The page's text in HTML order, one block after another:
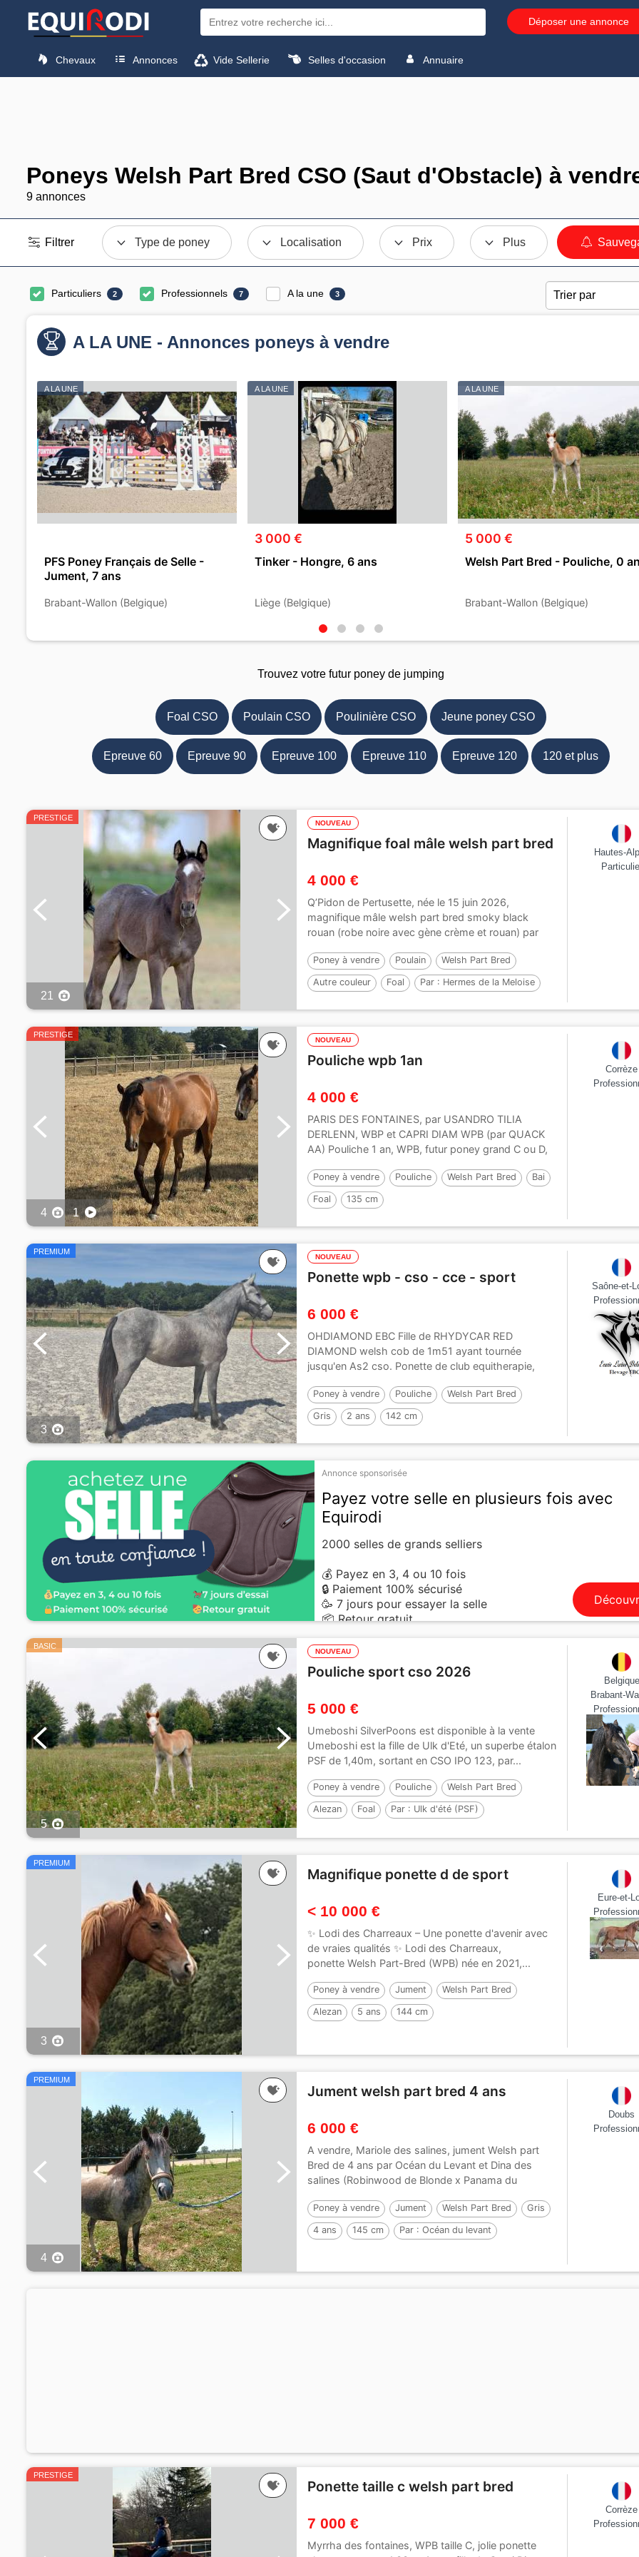
Déposer une annonce
Chevaux Annonces Vide Sellerie Selles d'occasion Annuaire
Poneys Welsh Part Bred CSO (Saut d'Obstacle) à
9 annonces
Filtrer Type de poney Localisation Prix Plus
Particuliers 2 Professionnels 7 A la une 3
A LA UNE - Annonces poneys à vendre
A LA UNE
PFS Poney Français de Selle -
Jument, 7 ans
Brabant-Wallon (Belgique)
A LA UNE
3 000 €
Tinker - Hongre, 6 ans
Liège (Belgique)
A LA UNE
5 000 €
Welsh Part Bred - Pouliche, 0
Brabant-Wallon (Belgique)
Trouvez votre futur poney de jumping
Foal CSO Poulain CSO Poulinière CSO Jeune poney CSO
Epreuve 60 Epreuve 90 Epreuve 100 Epreuve 110 Epreuve 120 120 et plus
PRESTIGE
21
NOUVEAU
Magnifique foal mâle welsh part bred
4 000 €
Q’Pidon de Pertusette, née le 15 juin 2026,
magnifique mâle welsh part bred smoky black
rouan (robe noire avec gène crème et rouan) par
Poney à vendre Poulain Welsh Part Bred
Autre couleur Foal Par : Hermes de la Meloise
Hautes-
PRESTIGE
4 1
NOUVEAU
Pouliche wpb 1an
4 000 €
PARIS DES FONTAINES, par USANDRO TILIA
DERLENN, WBP et CAPRI DIAM WPB (par QUACK
AA) Pouliche 1 an, WPB, futur poney grand C ou D,
Poney à vendre Pouliche Welsh Part Bred Bai
Foal 135 cm
Corrèze
PREMIUM
3
NOUVEAU
Ponette wpb - cso - cce - sport
6 000 €
OHDIAMOND EBC Fille de RHYDYCAR RED
DIAMOND welsh cob de 1m51 ayant tournée
jusqu'en As2 cso. Ponette de club equitherapie,
Poney à vendre Pouliche Welsh Part Bred
Gris 2 ans 142 cm
Saône-et-
Annonce sponsorisée
Payez votre selle en plusieurs fois avec
Equirodi
2000 selles de grands selliers
💰 Payez en 3, 4 ou 10 fois
🔒 Paiement 100% sécurisé
🥳 7 jours pour essayer la selle
📦 Retour gratuit
BASIC
5
NOUVEAU
Pouliche sport cso 2026
5 000 €
Umeboshi SilverPoons est disponible à la vente
Umeboshi est la fille de Ulk d'Eté, un superbe étalon
PSF de 1,40m, sortant en CSO IPO 123, par...
Poney à vendre Pouliche Welsh Part Bred
Alezan Foal Par : Ulk d'été (PSF)
Belgique
Brabant-
PREMIUM
3
Magnifique ponette d de sport
< 10 000 €
✨ Lodi des Charreaux – Une ponette d'avenir avec
de vraies qualités ✨ Lodi des Charreaux,
ponette Welsh Part-Bred (WPB) née en 2021,...
Poney à vendre Jument Welsh Part Bred
Alezan 5 ans 144 cm
Eure-et-
PREMIUM
4
Jument welsh part bred 4 ans
6 000 €
A vendre, Mariole des salines, jument Welsh part
Bred de 4 ans par Océan du Levant et Dina des
salines (Robinwood de Blonde x Panama du
Poney à vendre Jument Welsh Part Bred Gris
4 ans 145 cm Par :Océan du levant
Doubs
PRESTIGE
Ponette taille c welsh part bred
7 000 €
Myrrha des fontaines, WPB taille C, jolie ponette
Corrèze